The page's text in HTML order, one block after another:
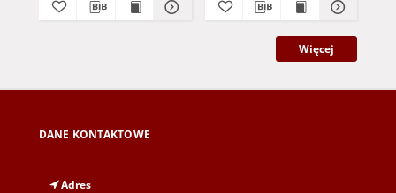
Więcej
DANE KONTAKTOWE
Adres